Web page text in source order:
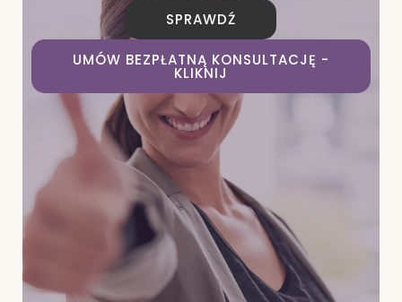
SPRAWDŹ
UMÓW BEZPŁATNĄ KONSULTACJĘ -
KLIKNIJ